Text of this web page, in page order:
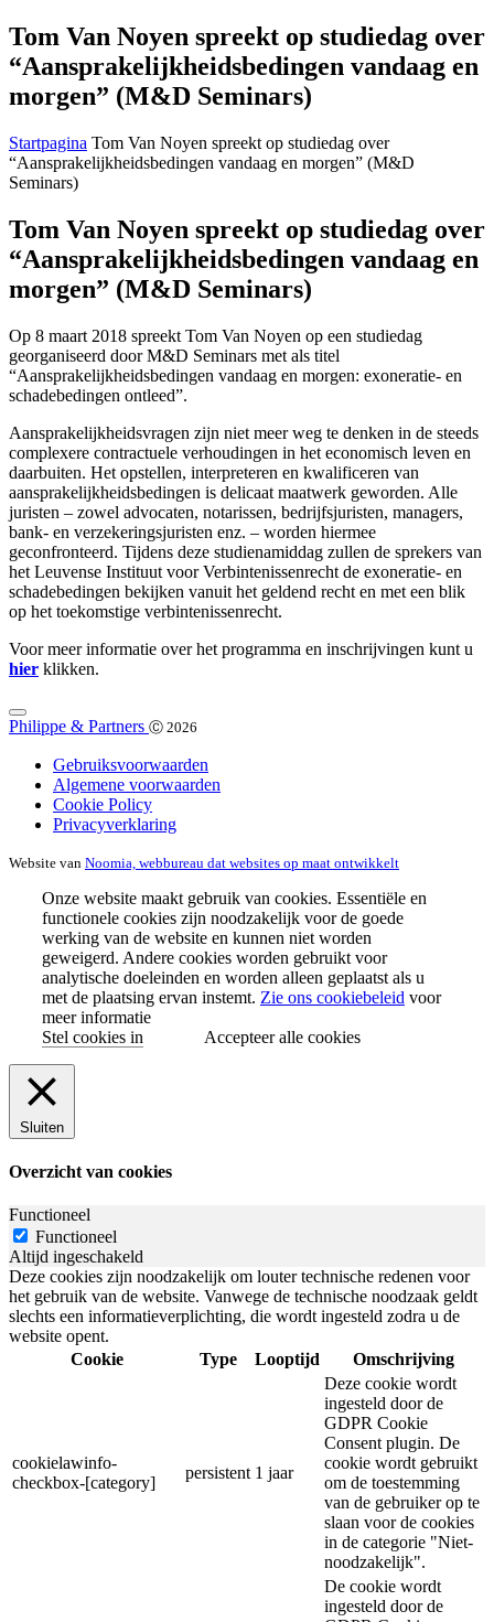
Tom Van Noyen spreekt op studiedag over
“Aansprakelijkheidsbedingen vandaag en
morgen” (M&D Seminars)
Startpagina Tom Van Noyen spreekt op studiedag over
“Aansprakelijkheidsbedingen vandaag en morgen” (M&D
Seminars)
Tom Van Noyen spreekt op studiedag over
“Aansprakelijkheidsbedingen vandaag en
morgen” (M&D Seminars)
Op 8 maart 2018 spreekt Tom Van Noyen op een studiedag
georganiseerd door M&D Seminars met als titel
“Aansprakelijkheidsbedingen vandaag en morgen: exoneratie- en
schadebedingen ontleed”.
Aansprakelijkheidsvragen zijn niet meer weg te denken in de steeds
complexere contractuele verhoudingen in het economisch leven en
daarbuiten. Het opstellen, interpreteren en kwalificeren van
aansprakelijkheidsbedingen is delicaat maatwerk geworden. Alle
juristen – zowel advocaten, notarissen, bedrijfsjuristen, managers,
bank- en verzekeringsjuristen enz. – worden hiermee
geconfronteerd. Tijdens deze studienamiddag zullen de sprekers van
het Leuvense Instituut voor Verbintenissenrecht de exoneratie- en
schadebedingen bekijken vanuit het geldend recht en met een blik
op het toekomstige verbintenissenrecht.
Voor meer informatie over het programma en inschrijvingen kunt u
hier klikken.
Philippe & Partners Ⓒ 2026
Gebruiksvoorwaarden
Algemene voorwaarden
Cookie Policy
Privacyverklaring
Website van Noomia, webbureau dat websites op maat ontwikkelt
Onze website maakt gebruik van cookies. Essentiële en
functionele cookies zijn noodzakelijk voor de goede
werking van de website en kunnen niet worden
geweigerd. Andere cookies worden gebruikt voor
analytische doeleinden en worden alleen geplaatst als u
met de plaatsing ervan instemt. Zie ons cookiebeleid voor
meer informatie
Stel cookies in
Accepteer alle cookies
Sluiten
Overzicht van cookies
Functioneel
Functioneel
Altijd ingeschakeld
Deze cookies zijn noodzakelijk om louter technische redenen voor
het gebruik van de website. Vanwege de technische noodzaak geldt
slechts een informatieverplichting, die wordt ingesteld zodra u de
website opent.
Cookie
Type Looptijd Omschrijving
cookielawinfo-
checkbox-[category]
persistent 1 jaar
Deze cookie wordt
ingesteld door de
GDPR Cookie
Consent plugin. De
cookie wordt gebruikt
om de toestemming
van de gebruiker op te
slaan voor de cookies
in de categorie "Niet-
noodzakelijk".
De cookie wordt
ingesteld door de